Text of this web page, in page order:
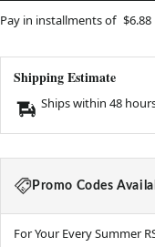
Pay in installments of $6.88
Shipping Estimate
Ships within 48
Promo Codes
For Your Every Summer